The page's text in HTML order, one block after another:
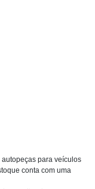
autopeças para veículos
conta com uma